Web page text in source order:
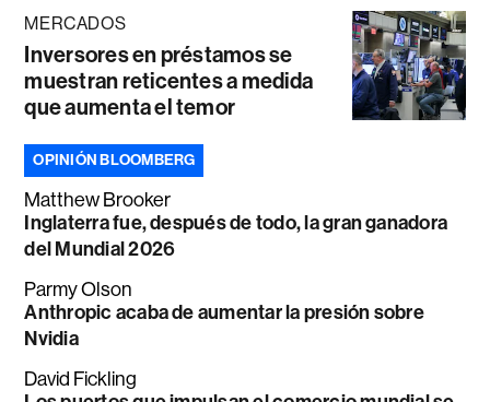
MERCADOS
Inversores en préstamos se
muestran reticentes a medida
que aumenta el temor
OPINIÓN BLOOMBERG
Matthew Brooker
Inglaterra fue, después de todo, la gran ganadora
del Mundial 2026
Parmy Olson
Anthropic acaba de aumentar la presión sobre
Nvidia
David Fickling